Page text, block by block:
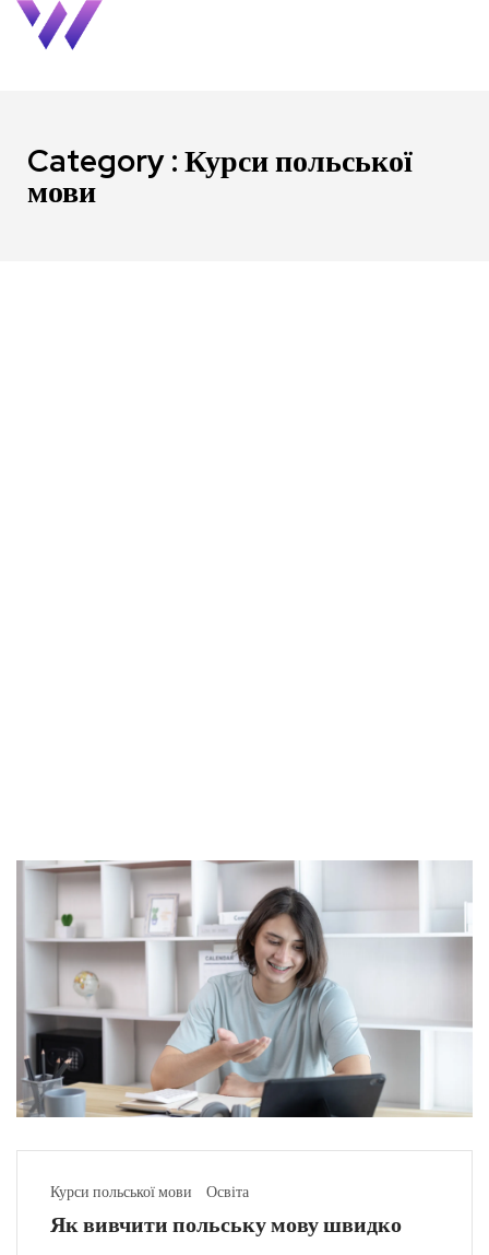
Category : Курси польської
мови
Курси польської мови Освіта
Як вивчити польську мову швидко